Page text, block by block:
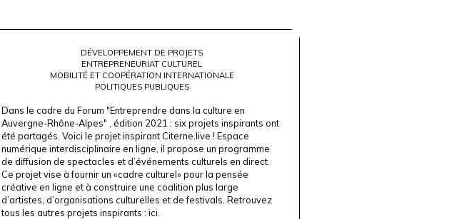
DÉVELOPPEMENT DE PROJETS
ENTREPRENEURIAT CULTUREL
MOBILITÉ ET COOPÉRATION INTERNATIONALE
POLITIQUES PUBLIQUES
Dans le cadre du Forum "Entreprendre dans la culture en
Auvergne-Rhône-Alpes" , édition 2021 : six projets inspirants ont
été partagés. Voici le projet inspirant Citerne.live ! Espace
numérique interdisciplinaire en ligne, il propose un programme
de diffusion de spectacles et d’événements culturels en direct.
Ce projet vise à fournir un «cadre culturel» pour la pensée
créative en ligne et à construire une coalition plus large
d’artistes, d’organisations culturelles et de festivals. Retrouvez
tous les autres projets inspirants : ici.